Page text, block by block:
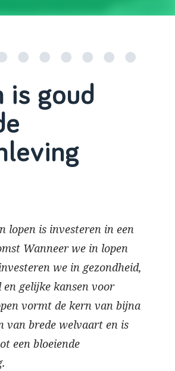
is goud
lopen is investeren in een
Wanneer we in lopen
we in gezondheid,
en gelijke kansen voor
vormt de kern van bijna
van brede welvaart en is
een bloeiende